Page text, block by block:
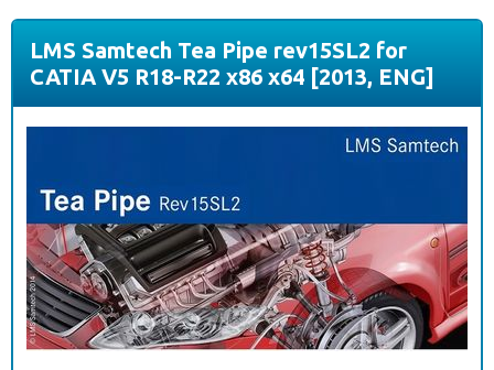
LMS Samtech Tea Pipe rev15SL2 for
CATIA V5 R18-R22 x86 x64 [2013, ENG]